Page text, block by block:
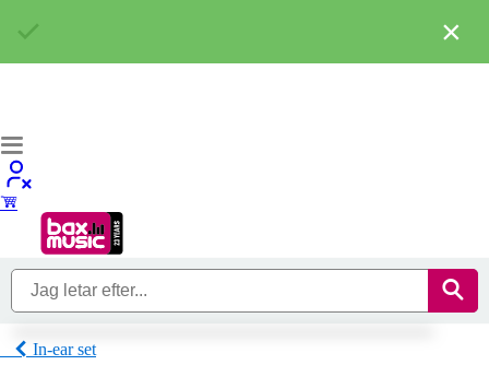
In-ear set
×